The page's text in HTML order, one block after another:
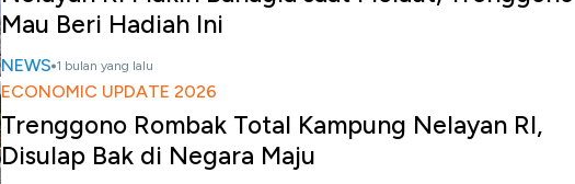
Mau Beri Hadiah Ini
NEWS 1 bulan yang lalu
ECONOMIC UPDATE 2026
Trenggono Rombak Total Kampung Nelayan RI,
Disulap Bak di Negara Maju